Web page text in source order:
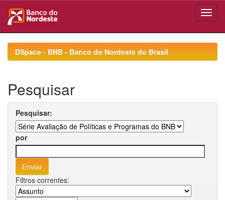
navigationDSpace - BNB - Banco do Nordeste do Brasil
Pesquisar
Pesquisar:
por
Filtros correntes: